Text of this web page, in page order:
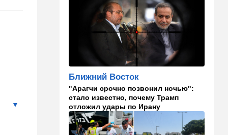
Общество
Главное забыл: летевший в
Израиль рейс оказался под
угрозой
20:50 Израиль
Как будто знал: известного
израильского певца и поэта
раздавил собственный
автомобиль
20:37 Публицистика
Ближний Восток
"Арагчи срочно позвонил ночью":
стало известно, почему Трамп
отложил удары по Ирану